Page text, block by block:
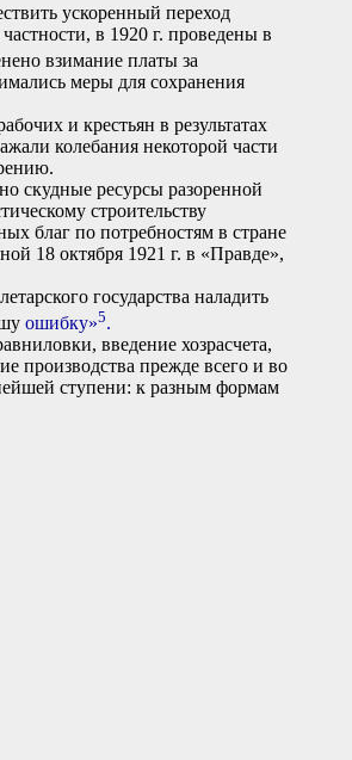
ускоренный переход
в 1920 г. проведены в
взимание платы за
меры для сохранения
и крестьян в результатах
колебания некоторой части
скудные ресурсы разоренной
строительству
благ по потребностям в стране
18 октября 1921 г. в «Правде»,
государства наладить
ошибку»5.
введение хозрасчета,
производства прежде всего и во
ступени: к разным формам